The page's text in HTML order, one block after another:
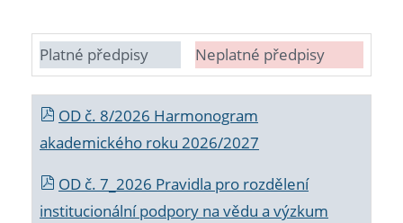
Platné předpisy Neplatné předpisy
OD č. 8/2026 Harmonogram
akademického roku 2026/2027
OD č. 7_2026 Pravidla pro rozdělení
institucionální podpory na vědu a výzkum